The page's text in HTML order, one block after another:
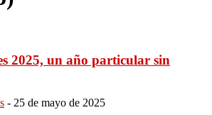
2025, un año particular sin
- 25 de mayo de 2025